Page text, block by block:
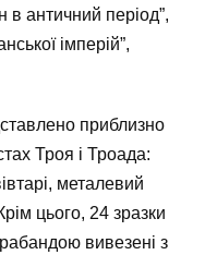
в античний період”,
імперій”,
приблизно
Троя і Троада:
металевий
цього, 24 зразки
вивезені з